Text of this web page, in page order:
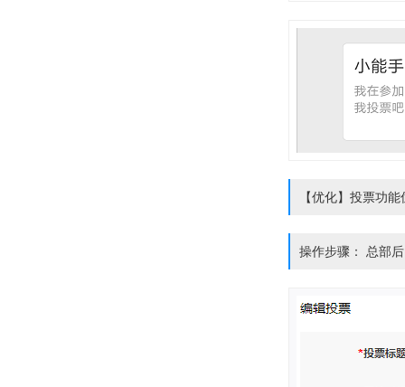
【优化】投票功能
操作步骤： 总部